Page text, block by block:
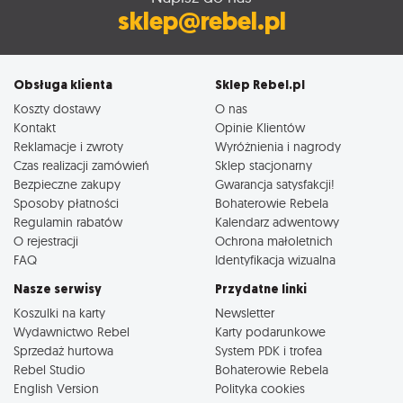
sklep@rebel.pl
Obsługa klienta
Koszty dostawy
Kontakt
Reklamacje i zwroty
Czas realizacji zamówień
Bezpieczne zakupy
Sposoby płatności
Regulamin rabatów
O rejestracji
FAQ
Sklep Rebel.pl
O nas
Opinie Klientów
Wyróżnienia i nagrody
Sklep stacjonarny
Gwarancja satysfakcji!
Bohaterowie Rebela
Kalendarz adwentowy
Ochrona małoletnich
Identyfikacja wizualna
Nasze serwisy
Koszulki na karty
Wydawnictwo Rebel
Sprzedaż hurtowa
Rebel Studio
English Version
Przydatne linki
Newsletter
Karty podarunkowe
System PDK i trofea
Bohaterowie Rebela
Polityka cookies